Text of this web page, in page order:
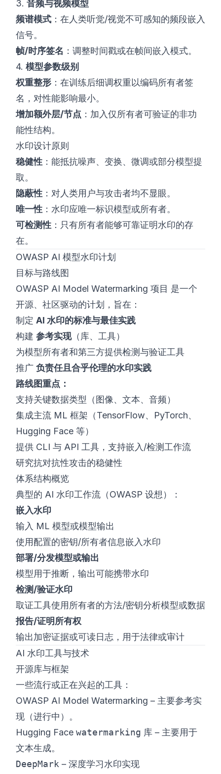
3. 音频与视频模型
频谱模式 ：在人类听觉/视觉不可感知的频段嵌入
信号。
帧/时序签名 ：调整时间戳或在帧间嵌入模式。
4. 模型参数级别
权重整形 ：在训练后细调权重以编码所有者签
名，对性能影响最小。
增加额外层/节点 ：加入仅所有者可验证的非功
能性结构。
水印设计原则
稳健性 ：能抵抗噪声、变换、微调或部分模型提
取。
隐蔽性 ：对人类用户与攻击者均不显眼。
唯一性 ：水印应唯一标识模型或所有者。
可检测性 ：只有所有者能够可靠证明水印的存
在。
OWASP AI 模型水印计划
目标与路线图
OWASP AI Model Watermarking 项目 是一个
开源、社区驱动的计划，旨在：
制定 AI 水印的标准与最佳实践
构建 参考实现（库、工具）
为模型所有者和第三方提供检测与验证工具
推广 负责任且合乎伦理的水印实践
路线图重点：
支持关键数据类型（图像、文本、音频）
集成主流 ML 框架（TensorFlow、PyTorch、
Hugging Face 等）
提供 CLI 与 API 工具，支持嵌入/检测工作流
研究抗对抗性攻击的稳健性
体系结构概览
典型的 AI 水印工作流（OWASP 设想）：
嵌入水印
输入 ML 模型或模型输出
使用配置的密钥/所有者信息嵌入水印
部署/分发模型或输出
模型用于推断，输出可能携带水印
检测/验证水印
取证工具使用所有者的方法/密钥分析模型或数据
报告/证明所有权
输出加密证据或可读日志，用于法律或审计
AI 水印工具与技术
开源库与框架
一些流行或正在兴起的工具：
OWASP AI Model Watermarking – 主要参考实
现（进行中）。
Hugging Face watermarking 库 – 主要用于
文本生成。
DeepMark – 深度学习水印实现